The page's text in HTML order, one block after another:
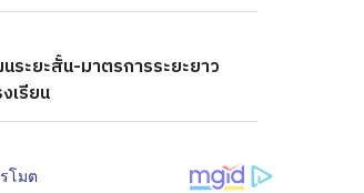
ะยะสั้น-มาตรการระยะยาว
เรียน